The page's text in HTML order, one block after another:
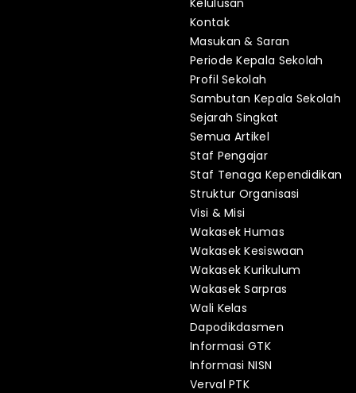
Kontak
Masukan & Saran
Periode Kepala Sekolah
Profil Sekolah
Sambutan Kepala Sekolah
Sejarah Singkat
Semua Artikel
Staf Pengajar
Staf Tenaga Kependidikan
Struktur Organisasi
Visi & Misi
Wakasek Humas
Wakasek Kesiswaan
Wakasek Kurikulum
Wakasek Sarpras
Wali Kelas
Dapodikdasmen
Informasi GTK
Informasi NISN
Verval PTK